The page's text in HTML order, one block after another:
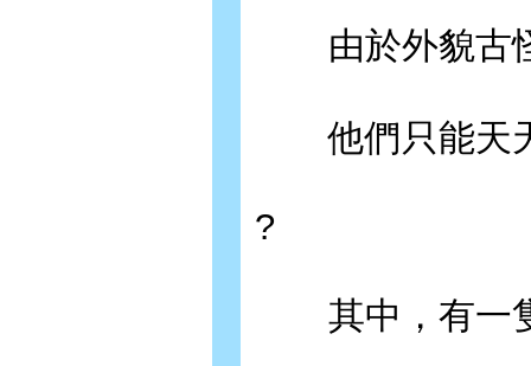
由於外貌古怪
他們只能天
?
其中，有一隻